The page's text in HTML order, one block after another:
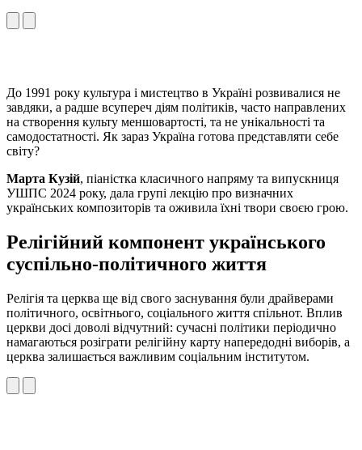
До 1991 року культура і мистецтво в Україні розвивалися не
завдяки, а радше всупереч діям політиків, часто направлених
на створення культу меншовартості, та не унікальності та
самодостатності. Як зараз Україна готова представляти себе
світу?
Марта Кузій, піаністка класичного напряму та випускниця
УШПС 2024 року, дала групі лекцію про визначних
українських композиторів та оживила їхні твори своєю грою.
Релігійний компонент українського
суспільно-політичного життя
Релігія та церква ще від свого заснування були драйверами
політичного, освітнього, соціального життя спільнот. Вплив
церкви досі доволі відчутний: сучасні політики періодично
намагаються розіграти релігійну карту напередодні виборів, а
церква залишається важливим соціальним інститутом.